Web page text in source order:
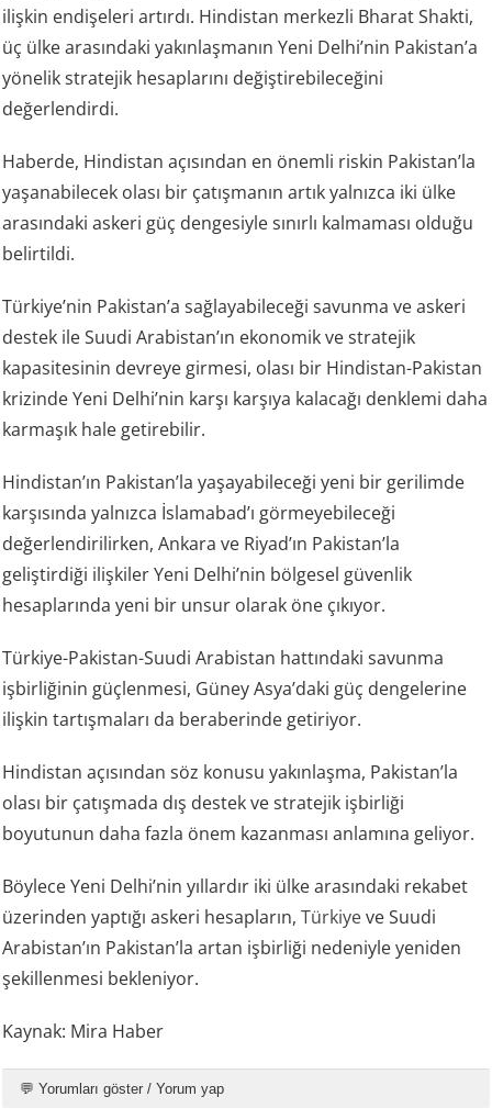
ilişkin endişeleri artırdı. Hindistan merkezli Bharat Shakti,
üç ülke arasındaki yakınlaşmanın Yeni Delhi’nin Pakistan’a
yönelik stratejik hesaplarını değiştirebileceğini
değerlendirdi.
Haberde, Hindistan açısından en önemli riskin Pakistan’la
yaşanabilecek olası bir çatışmanın artık yalnızca iki ülke
arasındaki askeri güç dengesiyle sınırlı kalmaması olduğu
belirtildi.
Türkiye’nin Pakistan’a sağlayabileceği savunma ve askeri
destek ile Suudi Arabistan’ın ekonomik ve stratejik
kapasitesinin devreye girmesi, olası bir Hindistan-Pakistan
krizinde Yeni Delhi’nin karşı karşıya kalacağı denklemi daha
karmaşık hale getirebilir.
Hindistan’ın Pakistan’la yaşayabileceği yeni bir gerilimde
karşısında yalnızca İslamabad’ı görmeyebileceği
değerlendirilirken, Ankara ve Riyad’ın Pakistan’la
geliştirdiği ilişkiler Yeni Delhi’nin bölgesel güvenlik
hesaplarında yeni bir unsur olarak öne çıkıyor.
Türkiye-Pakistan-Suudi Arabistan hattındaki savunma
işbirliğinin güçlenmesi, Güney Asya’daki güç dengelerine
ilişkin tartışmaları da beraberinde getiriyor.
Hindistan açısından söz konusu yakınlaşma, Pakistan’la
olası bir çatışmada dış destek ve stratejik işbirliği
boyutunun daha fazla önem kazanması anlamına geliyor.
Böylece Yeni Delhi’nin yıllardır iki ülke arasındaki rekabet
üzerinden yaptığı askeri hesapların,Türkiyeve Suudi
Arabistan’ın Pakistan’la artan işbirliği nedeniyle yeniden
şekillenmesi bekleniyor.
Kaynak: Mira Haber
💬 Yorumları göster / Yorum yap